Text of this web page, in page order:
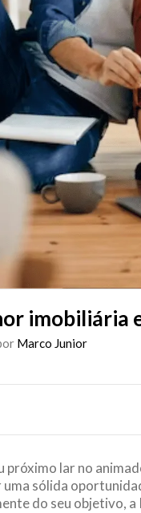
imobiliária
Marco Junior
próximo lar no
sólida
do seu objetivo,